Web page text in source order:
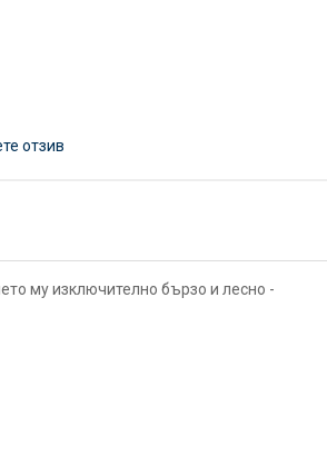
отзив
му изключително бързо и лесно -